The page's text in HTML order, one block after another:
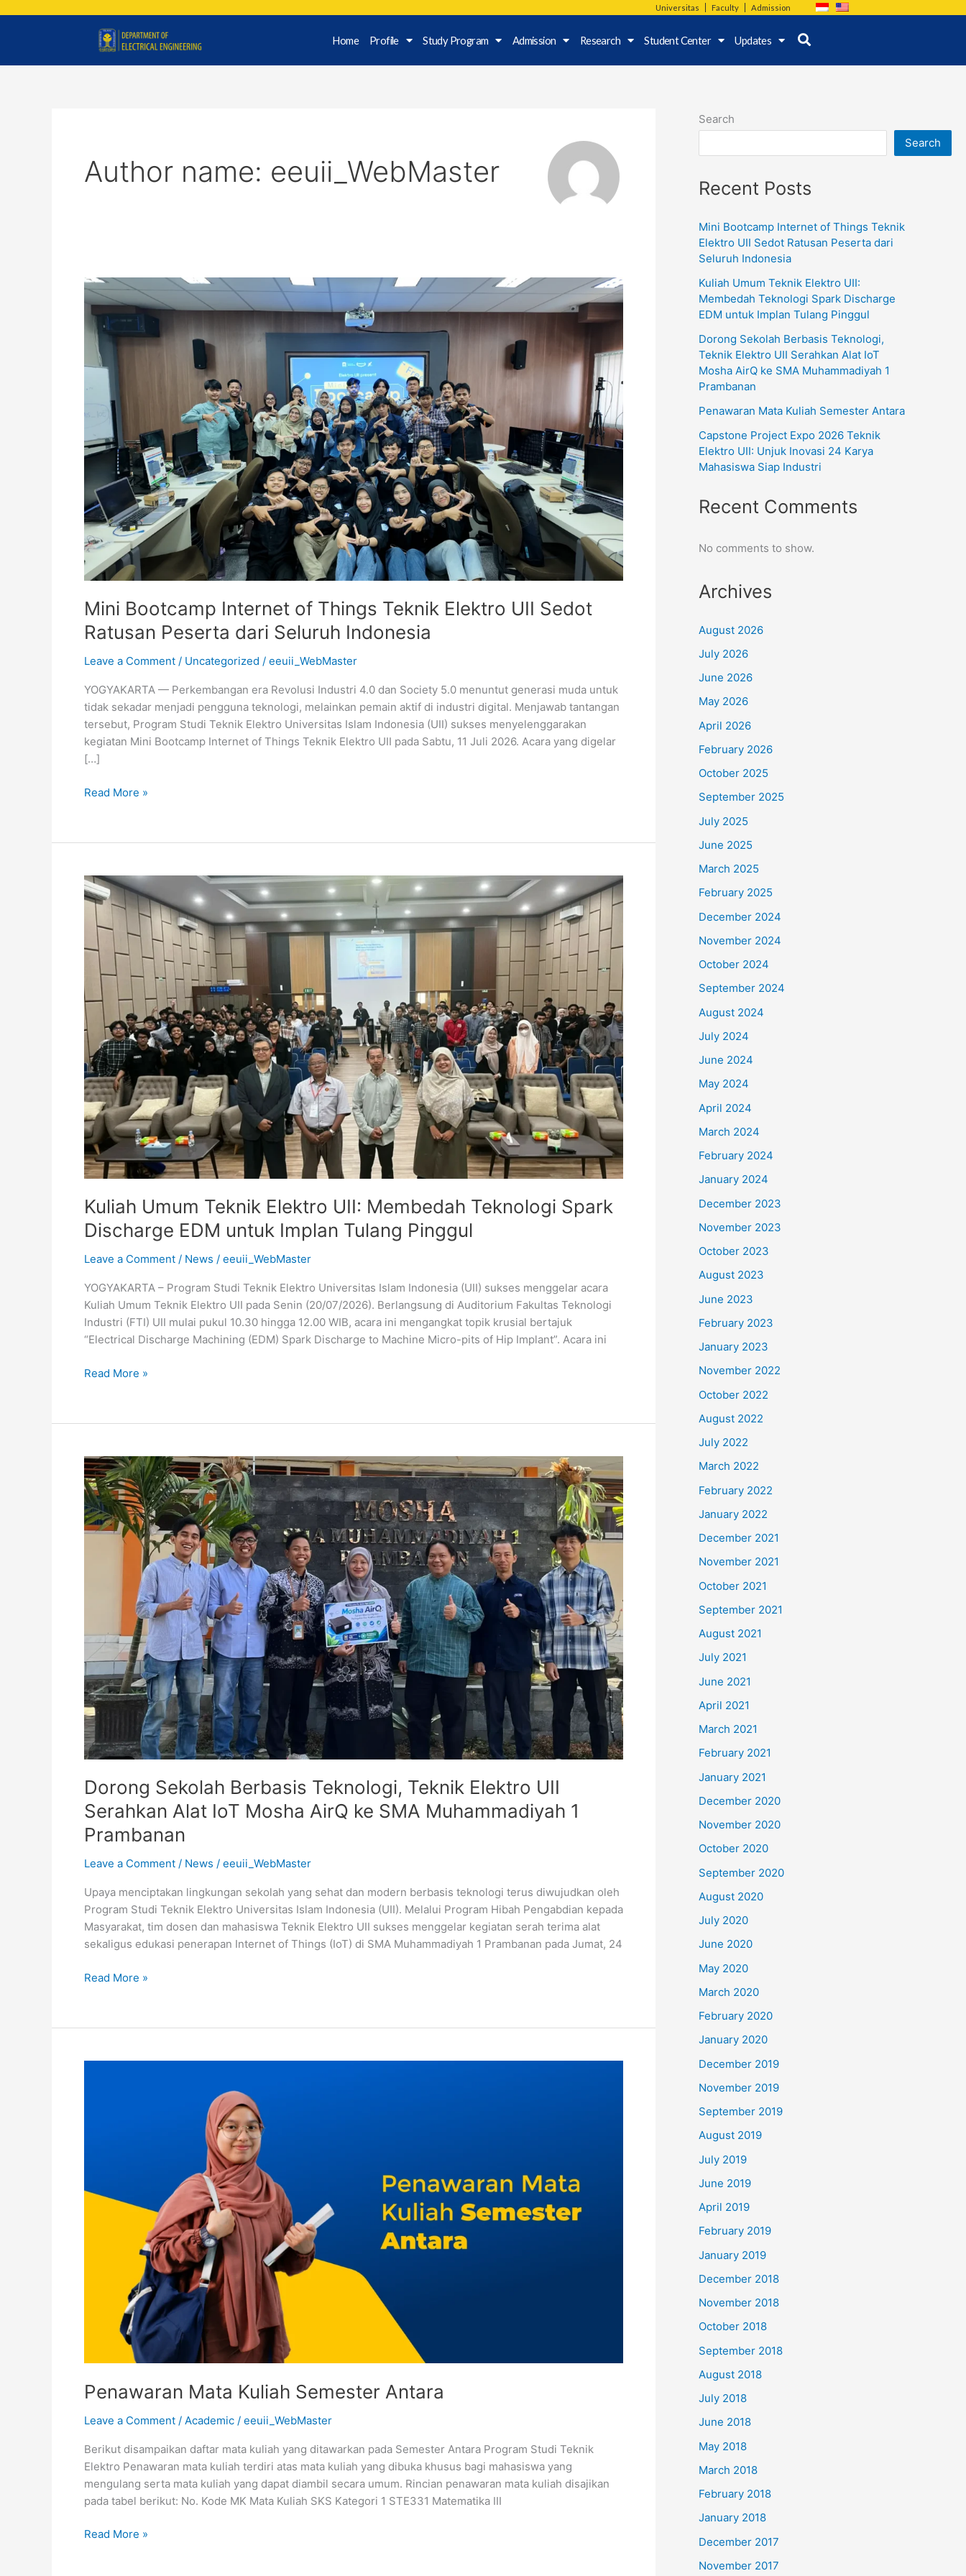
Universitas Faculty Admission
Home Profile Study Program Admission Research Student Center Updates
Author name: eeuii_WebMaster
Mini Bootcamp Internet of Things Teknik Elektro UII Sedot
Ratusan Peserta dari Seluruh Indonesia
Leave a Comment / Uncategorized / eeuii_WebMaster
YOGYAKARTA — Perkembangan era Revolusi Industri 4.0 dan Society 5.0 menuntut generasi muda untuk
tidak sekadar menjadi pengguna teknologi, melainkan pemain aktif di industri digital. Menjawab tantangan
tersebut, Program Studi Teknik Elektro Universitas Islam Indonesia (UII) sukses menyelenggarakan
kegiatan Mini Bootcamp Internet of Things Teknik Elektro UII pada Sabtu, 11 Juli 2026. Acara yang digelar
[…]
Mini
Bootcamp
Internet
of
Things
Teknik
Elektro
Sedot
Ratusan
Peserta
Seluruh
Indonesia
Read More »
Kuliah Umum Teknik Elektro UII: Membedah Teknologi Spark
Discharge EDM untuk Implan Tulang Pinggul
Leave a Comment / News / eeuii_WebMaster
YOGYAKARTA – Program Studi Teknik Elektro Universitas Islam Indonesia (UII) sukses menggelar acara
Kuliah Umum Teknik Elektro UII pada Senin (20/07/2026). Berlangsung di Auditorium Fakultas Teknologi
Industri (FTI) UII mulai pukul 10.30 hingga 12.00 WIB, acara ini mengangkat topik krusial bertajuk
“Electrical Discharge Machining (EDM) Spark Discharge to Machine Micro-pits of Hip Implant”. Acara ini
Kuliah
Umum
Teknik
Elektro
UII:
Membedah
Teknologi
Spark
Discharge
EDM
untuk
Implan
Tulang
Pinggul
Read More »
Dorong Sekolah Berbasis Teknologi, Teknik Elektro UII
Serahkan Alat IoT Mosha AirQ ke SMA Muhammadiyah 1
Prambanan
Leave a Comment / News / eeuii_WebMaster
Upaya menciptakan lingkungan sekolah yang sehat dan modern berbasis teknologi terus diwujudkan oleh
Program Studi Teknik Elektro Universitas Islam Indonesia (UII). Melalui Program Hibah Pengabdian kepada
Masyarakat, tim dosen dan mahasiswa Teknik Elektro UII sukses menggelar kegiatan serah terima alat
sekaligus edukasi penerapan Internet of Things (IoT) di SMA Muhammadiyah 1 Prambanan pada Jumat, 24
Dorong
Sekolah
Berbasis
Teknologi,
Teknik
Mosha
AirQ
ke
SMA
Muhammadiyah
1
Prambanan
Read More »
Penawaran Mata Kuliah Semester Antara
Leave a Comment / Academic / eeuii_WebMaster
Berikut disampaikan daftar mata kuliah yang ditawarkan pada Semester Antara Program Studi Teknik
Elektro Penawaran mata kuliah terdiri atas mata kuliah yang dibuka khusus bagi mahasiswa yang
mengulang serta mata kuliah yang dapat diambil secara umum. Rincian penawaran mata kuliah disajikan
pada tabel berikut: No. Kode MK Mata Kuliah SKS Kategori 1 STE331 Matematika III
Read More »
Search
Search
Recent Posts
Mini Bootcamp Internet of Things Teknik
Elektro UII Sedot Ratusan Peserta dari
Seluruh Indonesia
Kuliah Umum Teknik Elektro UII:
Membedah Teknologi Spark Discharge
EDM untuk Implan Tulang Pinggul
Dorong Sekolah Berbasis Teknologi,
Teknik Elektro UII Serahkan Alat IoT
Mosha AirQ ke SMA Muhammadiyah 1
Prambanan
Penawaran Mata Kuliah Semester Antara
Capstone Project Expo 2026 Teknik
Elektro UII: Unjuk Inovasi 24 Karya
Mahasiswa Siap Industri
Recent Comments
No comments to show.
Archives
August 2026
July 2026
June 2026
May 2026
April 2026
February 2026
October 2025
September 2025
July 2025
June 2025
March 2025
February 2025
December 2024
November 2024
October 2024
September 2024
August 2024
July 2024
June 2024
May 2024
April 2024
March 2024
February 2024
January 2024
December 2023
November 2023
October 2023
August 2023
June 2023
February 2023
January 2023
November 2022
October 2022
August 2022
July 2022
March 2022
February 2022
January 2022
December 2021
November 2021
October 2021
September 2021
August 2021
July 2021
June 2021
April 2021
March 2021
February 2021
January 2021
December 2020
November 2020
October 2020
September 2020
August 2020
July 2020
June 2020
May 2020
March 2020
February 2020
January 2020
December 2019
November 2019
September 2019
August 2019
July 2019
June 2019
April 2019
February 2019
January 2019
December 2018
November 2018
October 2018
September 2018
August 2018
July 2018
June 2018
May 2018
March 2018
February 2018
January 2018
December 2017
November 2017